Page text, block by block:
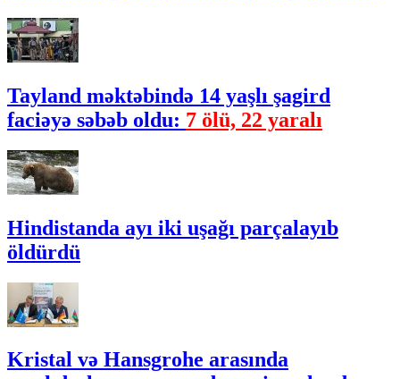
Tayland məktəbində 14 yaşlı şagird
faciəyə səbəb oldu: 7 ölü, 22 yaralı
Hindistanda ayı iki uşağı parçalayıb
öldürdü
Kristal və Hansgrohe arasında